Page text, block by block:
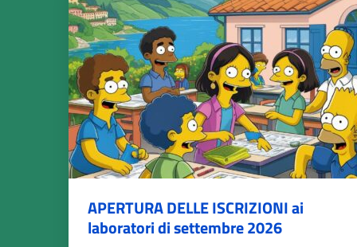
APERTURA DELLE ISCRIZIONI ai
laboratori di settembre 2026